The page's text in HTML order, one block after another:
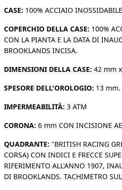
CASE: 100% ACCIAIO
COPERCHIO DELLA CASE: 100%
CON LA PIANTA E LA DATA DI
BROOKLANDS INCISA.
DIMENSIONI DELLA CASE: 42 mm
SPESORE DELL'OROLOGIO: 13 mm.
IMPERMEABILITÀ: 3 ATM
CORONA: 6 mm CON INCISIONE
QUADRANTE: "BRITISH RACING
CORSA) CON INDICI E FRECCE
RIFERIMENTO ALL'ANNO 1907,
DI BROOKLANDS. TACHIMETRO